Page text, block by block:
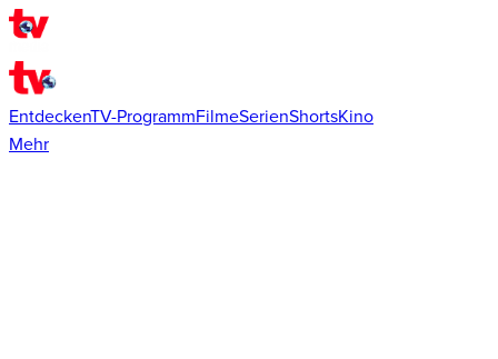
EntdeckenTV-ProgrammFilmeSerienShortsKino
Mehr